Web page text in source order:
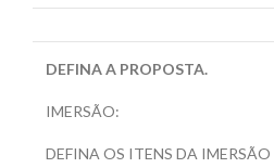
DEFINA A PROPOSTA.
IMERSÃO:
DEFINA OS ITENS DA IMERSÃO